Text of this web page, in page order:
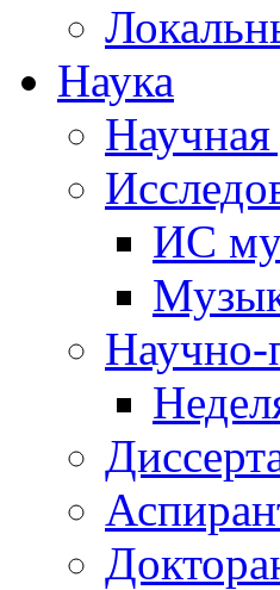
Наука
Научная
ИС
Научно-